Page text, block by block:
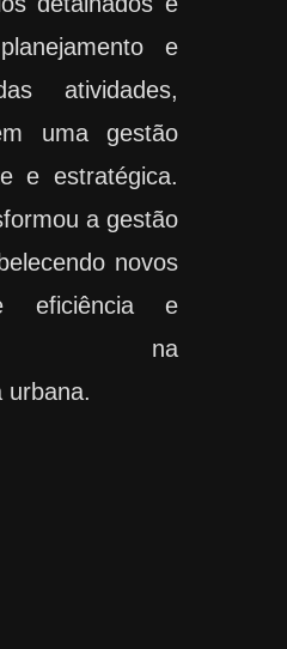
e
atividades,
uma gestão
e estratégica.
a gestão
novos
eficiência e
na
urbana.